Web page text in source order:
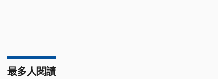
最多人閱讀